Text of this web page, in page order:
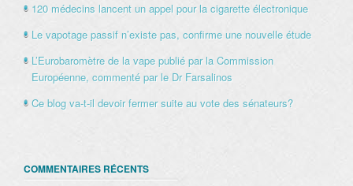
120 médecins lancent un appel pour la cigarette électronique
Le vapotage passif n’existe pas, confirme une nouvelle étude
L’Eurobaromètre de la vape publié par la Commission
Européenne, commenté par le Dr Farsalinos
Ce blog va-t-il devoir fermer suite au vote des sénateurs?
COMMENTAIRES RÉCENTS